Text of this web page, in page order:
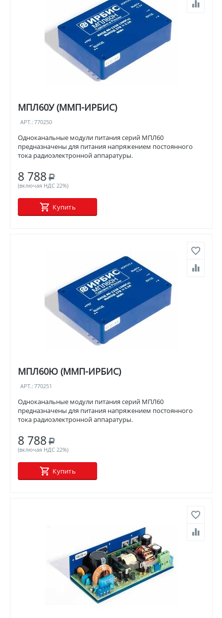
МПЛ60У (ММП-ИРБИС)
АРТ.: 770250
Одноканальные модули питания серий МПЛ60
предназначены для питания напряжением постоянного
тока радиоэлектронной аппаратуры.
8 788 Р
(включая НДС 22%)
Купить
МПЛ60Ю (ММП-ИРБИС)
АРТ.: 770251
Одноканальные модули питания серий МПЛ60
предназначены для питания напряжением постоянного
тока радиоэлектронной аппаратуры.
8 788 Р
(включая НДС 22%)
Купить